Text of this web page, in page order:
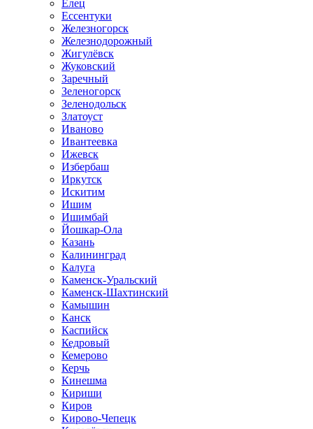
Елец
Ессентуки
Железногорск
Железнодорожный
Жигулёвск
Жуковский
Заречный
Зеленогорск
Зеленодольск
Златоуст
Иваново
Ивантеевка
Ижевск
Избербаш
Иркутск
Искитим
Ишим
Ишимбай
Йошкар-Ола
Казань
Калининград
Калуга
Каменск-Уральский
Каменск-Шахтинский
Камышин
Канск
Каспийск
Кедровый
Кемерово
Керчь
Кинешма
Кириши
Киров
Кирово-Чепецк